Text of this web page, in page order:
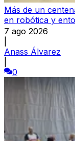
Más de un
en robótica y
7 ago 2026
Anass Álvarez
0